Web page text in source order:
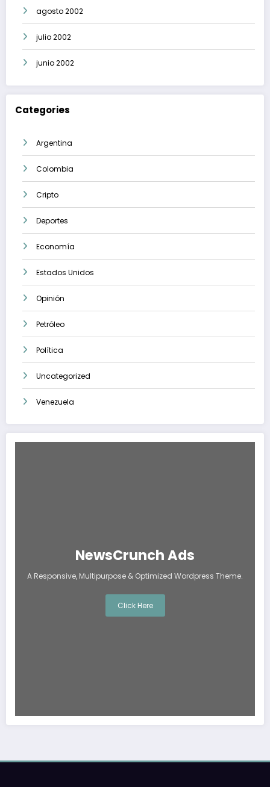
agosto 2002
julio 2002
junio 2002
Categories
Argentina
Colombia
Cripto
Deportes
Economía
Estados Unidos
Opinión
Petróleo
Política
Uncategorized
Venezuela
NewsCrunch Ads
A Responsive, Multipurpose & Optimized Wordpress Theme.
Click Here